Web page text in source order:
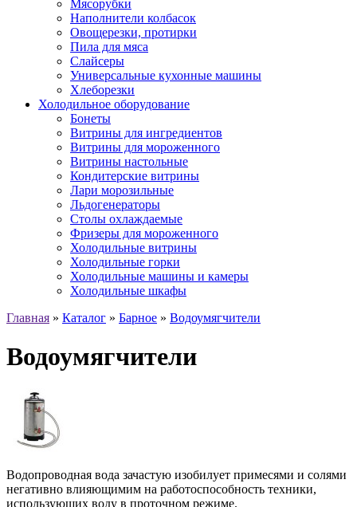
Мясорубки
Наполнители колбасок
Овощерезки, протирки
Пила для мяса
Слайсеры
Универсальные кухонные машины
Хлеборезки
Холодильное оборудование
Бонеты
Витрины для ингредиентов
Витрины для мороженного
Витрины настольные
Кондитерские витрины
Лари морозильные
Льдогенераторы
Столы охлаждаемые
Фризеры для мороженного
Холодильные витрины
Холодильные горки
Холодильные машины и камеры
Холодильные шкафы
Главная » Каталог » Барное » Водоумягчители
Водоумягчители
Водопроводная вода зачастую изобилует примесями и солями
негативно влияющимим на работоспособность техники,
использующих воду в проточном режиме.